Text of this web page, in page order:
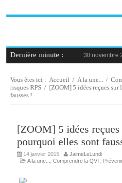
Dernière minute : 30 novembre
30 novembre
23 novembre
Vous êtes ici :Accueil /A la une... /
risques RPS / [ZOOM] 5 idées reçues
fausses !
[ZOOM] 5 idées
pourquoi elles sont
14 janvier 2015
JaimeLeLundi
A la une...
Comprendre la QVT,